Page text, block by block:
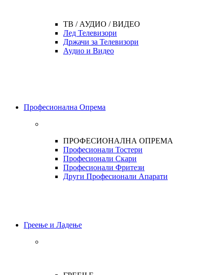
ТВ / АУДИО / ВИДЕО
Лед Телевизори
Држачи за Телевизори
Аудио и Видео
Професионална Опрема
ПРОФЕСИОНАЛНА ОПРЕМА
Професионали Тостери
Професионали Скари
Професионали Фритези
Други Професионали Апарати
Греење и Ладење